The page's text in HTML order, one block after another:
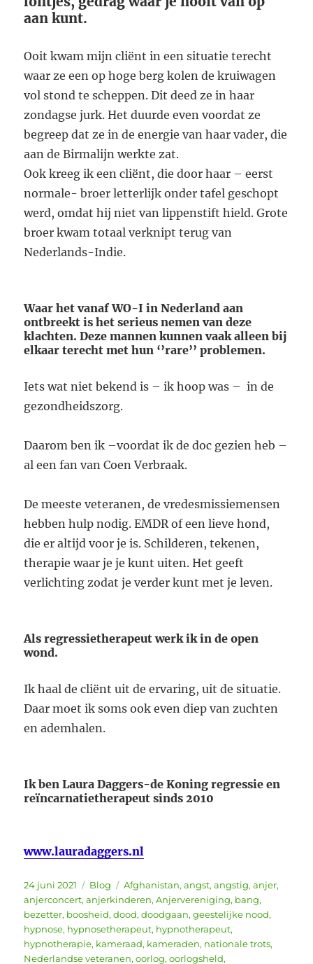
aan kunt.
Ooit kwam mijn cliënt in een situatie terecht
waar ze een op hoge berg kolen de kruiwagen
vol stond te scheppen. Dit deed ze in haar
zondagse jurk. Het duurde even voordat ze
begreep dat ze in de energie van haar vader, die
aan de Birmalijn werkte zat.
Ook kreeg ik een cliënt, die door haar – eerst
normale- broer letterlijk onder tafel geschopt
werd, omdat hij niet van lippenstift hield. Grote
broer kwam totaal verknipt terug van
Nederlands-Indie.
Waar het vanaf WO-I in Nederland aan
ontbreekt is het serieus nemen van deze
klachten. Deze mannen kunnen vaak alleen bij
elkaar terecht met hun ‘’rare’’ problemen.
Iets wat niet bekend is – ik hoop was – in de
gezondheidszorg.
Daarom ben ik –voordat ik de doc gezien heb –
al een fan van Coen Verbraak.
De meeste veteranen, de vredesmissiemensen
hebben hulp nodig. EMDR of een lieve hond,
die er altijd voor je is. Schilderen, tekenen,
therapie waar je je kunt uiten. Het geeft
verlichting zodat je verder kunt met je leven.
Als regressietherapeut werk ik in de open
wond.
Ik haal de cliënt uit de ervaring, uit de situatie.
Daar moet ik soms ook even diep van zuchten
en ademhalen.
Ik ben Laura Daggers-de Koning regressie en
reïncarnatietherapeut sinds 2010
www.lauradaggers.nl
Geplaatst
op
24 juni 2021 Categorieën
Blog Tags
Afghanistan,angst,angstig,anjer,
anjerconcert,anjerkinderen,Anjervereniging, bang,
bezetter, boosheid,dood,doodgaan,geestelijke nood,
hypnose, hypnosetherapeut, hypnotherapeut,
hypnotherapie, kameraad, kameraden, nationale trots,
Nederlandse veteranen,oorlog,oorlogsheld,